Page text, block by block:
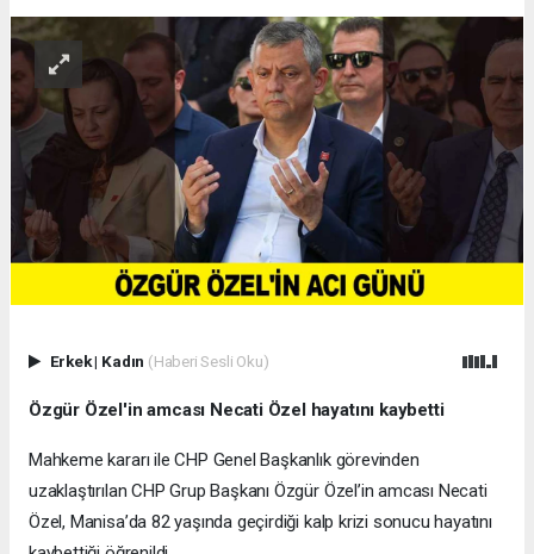
Erkek| Kadın (Haberi Sesli Oku)
Özgür Özel'in amcası Necati Özel hayatını kaybetti
Mahkeme kararı ile CHP Genel Başkanlık görevinden
uzaklaştırılan CHP Grup Başkanı Özgür Özel’in amcası Necati
Özel, Manisa’da 82 yaşında geçirdiği kalp krizi sonucu hayatını